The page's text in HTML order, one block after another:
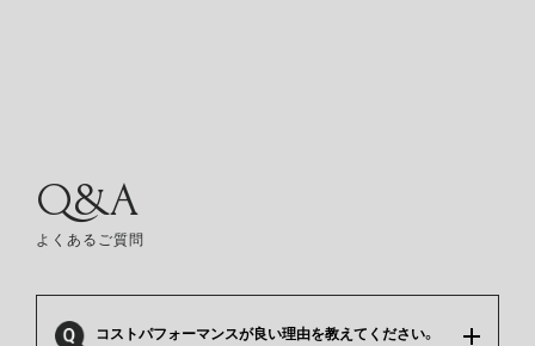
Q&A
よくあるご質問
コストパフォーマンスが良い理由を教えてください。